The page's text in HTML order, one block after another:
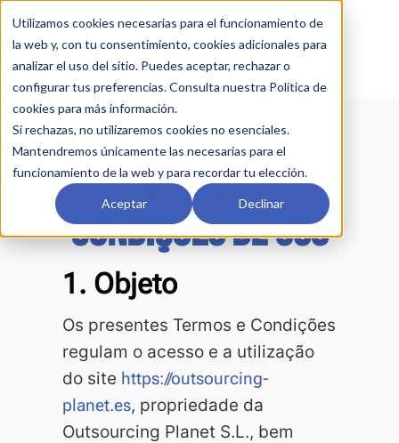
Utilizamos cookies necesarias para el funcionamiento de
la web y, con tu consentimiento, cookies adicionales para
analizar el uso del sitio. Puedes aceptar, rechazar o
configurar tus preferencias. Consulta nuestra Política de
cookies para más información.
Si rechazas, no utilizaremos cookies no esenciales.
Mantendremos únicamente las necesarias para el
funcionamiento de la web y para recordar tu elección.
Aceptar Declinar
TERMOS E
CONDIÇÕES DE USO
1. Objeto
Os presentes Termos e Condições
regulam o acesso e a utilização
do site https://outsourcing-
planet.es, propriedade da
Outsourcing Planet S.L., bem